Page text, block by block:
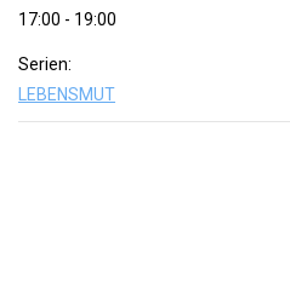
17:00 - 19:00
Serien:
LEBENSMUT